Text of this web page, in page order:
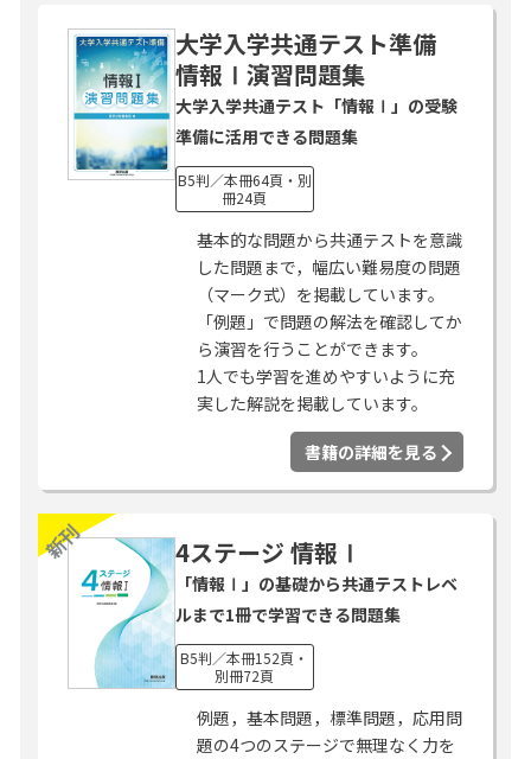
大学入学共通テスト準備
情報Ⅰ演習問題集
大学入学共通テスト「情報Ⅰ」の受験
準備に活用できる問題集
B5判／本冊64頁・別
冊24頁
基本的な問題から共通テストを意識
した問題まで，幅広い難易度の問題
（マーク式）を掲載しています。
「例題」で問題の解法を確認してか
ら演習を行うことができます。
1人でも学習を進めやすいように充
実した解説を掲載しています。
書籍の詳細を見る
新刊 4ステージ 情報Ⅰ
「情報Ⅰ」の基礎から共通テストレベ
ルまで1冊で学習できる問題集
B5判／本冊152頁・
別冊72頁
例題，基本問題，標準問題，応用問
題の4つのステージで無理なく力を